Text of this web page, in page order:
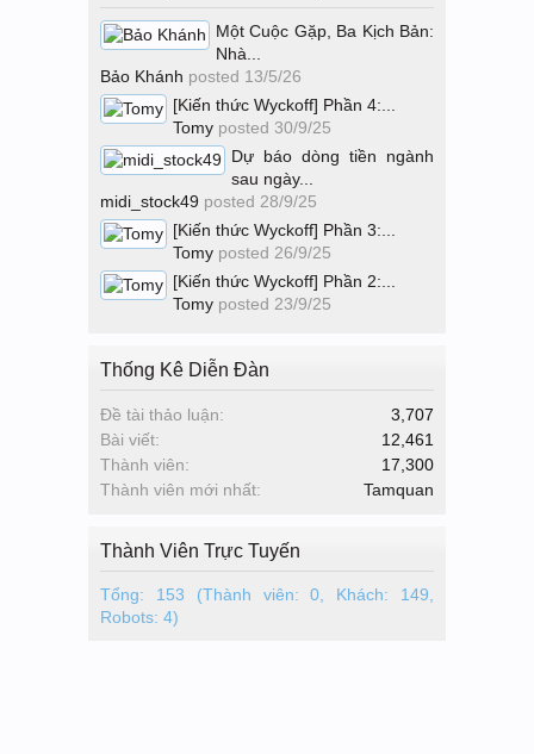
Một Cuộc Gặp, Ba Kịch Bản:
Nhà...
Bảo Khánh posted 13/5/26
[Kiến thức Wyckoff] Phần 4:...
Tomy posted 30/9/25
Dự báo dòng tiền ngành
sau ngày...
midi_stock49 posted 28/9/25
[Kiến thức Wyckoff] Phần 3:...
Tomy posted 26/9/25
[Kiến thức Wyckoff] Phần 2:...
Tomy posted 23/9/25
Thống Kê Diễn Đàn
Đề tài thảo luận:
3,707
Bài viết:
12,461
Thành viên:
17,300
Thành viên mới nhất:
Tamquan
Thành Viên Trực Tuyến
Tổng: 153 (Thành viên: 0, Khách: 149,
Robots: 4)